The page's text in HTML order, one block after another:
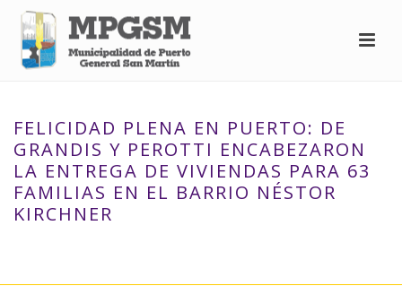
FELICIDAD PLENA EN PUERTO: DE
GRANDIS Y PEROTTI ENCABEZARON
LA ENTREGA DE VIVIENDAS PARA 63
FAMILIAS EN EL BARRIO NÉSTOR
KIRCHNER